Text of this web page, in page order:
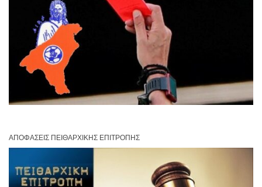
ΑΠΟΦΆΣΕΙΣ ΠΕΙΘΑΡΧΙΚΉΣ ΕΠΙΤΡΟΠΉΣ